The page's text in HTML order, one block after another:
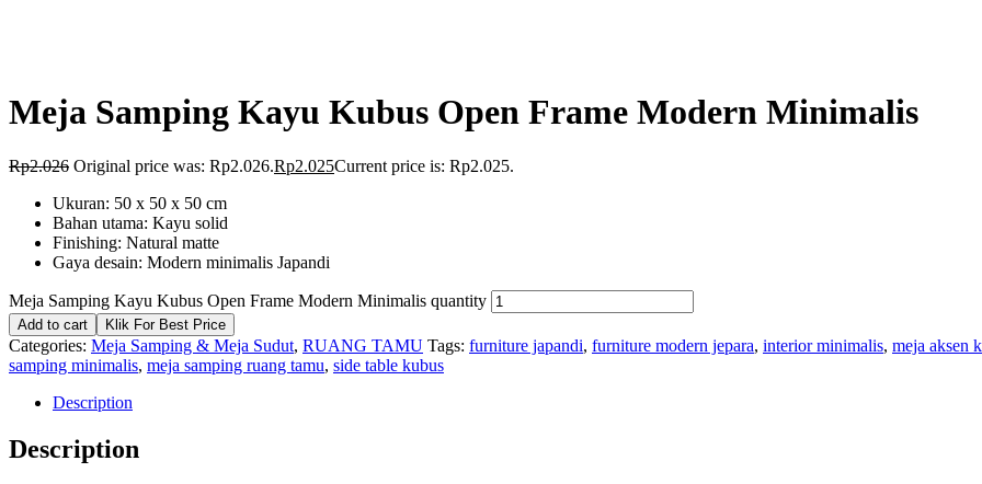
Meja Samping Kayu Kubus Open Frame Modern Minimalis
Rp2.026 Original price was: Rp2.026.Rp2.025Current price is: Rp2.025.
Ukuran: 50 x 50 x 50 cm
Bahan utama: Kayu solid
Finishing: Natural matte
Gaya desain: Modern minimalis Japandi
Meja Samping Kayu Kubus Open Frame Modern Minimalis quantity
Add to cart Klik For Best Price
Categories: Meja Samping & Meja Sudut, RUANG TAMU Tags: furniture japandi, furniture modern jepara, interior minimalis, meja aksen
samping minimalis, meja samping ruang tamu, side table kubus
Description
Description